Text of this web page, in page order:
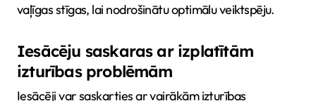
vaļīgas stīgas, lai nodrošinātu optimālu veiktspēju.
Iesācēju saskaras ar izplatītām
izturības problēmām
Iesācēji var saskarties ar vairākām izturības